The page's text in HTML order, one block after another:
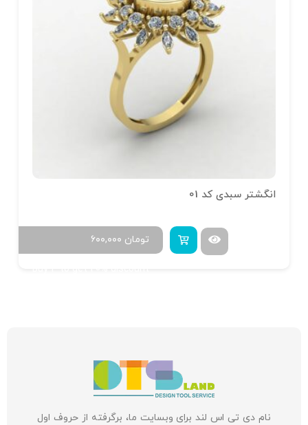
انگشتر سبدی کد 01
۶۰۰,۰۰۰ تومان
نام دی تی اس لند برای وبسایت ما، برگرفته از حروف اول